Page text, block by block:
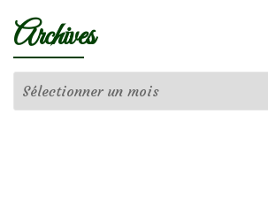
Archives
Archives